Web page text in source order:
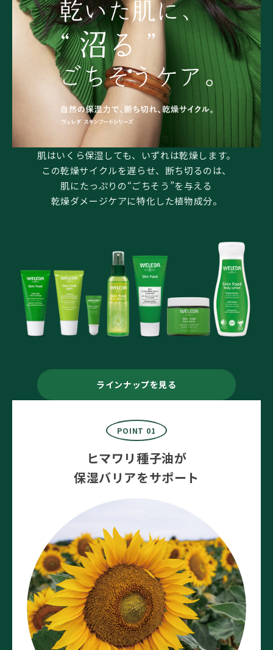
肌はいくら保湿しても、いずれは乾燥します。
この乾燥サイクルを遅らせ、断ち切るのは、
肌にたっぷりの“ごちそう”を与える
乾燥ダメージケアに特化した植物成分。
ラインナップを見る
POINT 01
ヒマワリ種子油が
保湿バリアをサポート